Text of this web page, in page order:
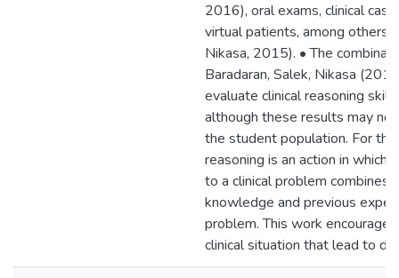
2016), oral exams, clinical
virtual patients, among others
Nikasa, 2015). • The
Baradaran, Salek, Nikasa
evaluate clinical reasoning
although these results may
the student population. For
reasoning is an action in which
to a clinical problem combines
knowledge and previous
problem. This work
clinical situation that lead to